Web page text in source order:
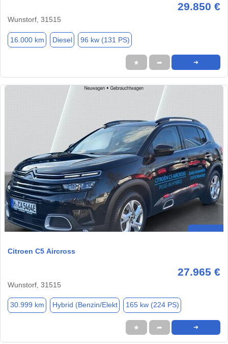
29.850 €
Wunstorf, 31515
16.000 km Diesel 96 kw (131 PS)
★ ➦ ➜
Citroen C5 Aircross
27.965 €
Wunstorf, 31515
30.999 km Hybrid (Benzin/Elekt 165 kw (224 PS)
★ ➦ ➜